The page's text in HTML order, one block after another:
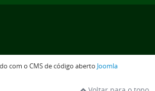
com o CMS de código aberto Joomla